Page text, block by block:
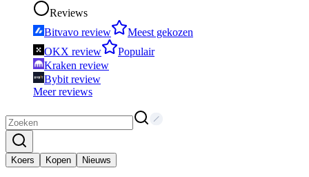
Reviews
Bitvavo review
Meest gekozen
OKX review
Populair
Kraken review
Bybit review
Meer reviews
Koers Kopen Nieuws